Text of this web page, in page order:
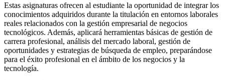
Estas asignaturas ofrecen al estudiante la oportunidad de integrar los
conocimientos adquiridos durante la titulación en entornos laborales
reales relacionados con la gestión empresarial de negocios
tecnológicos. Además, aplicará herramientas básicas de gestión de
carrera profesional, análisis del mercado laboral, gestión de
oportunidades y estrategias de búsqueda de empleo, preparándose
para el éxito profesional en el ámbito de los negocios y la
tecnología.